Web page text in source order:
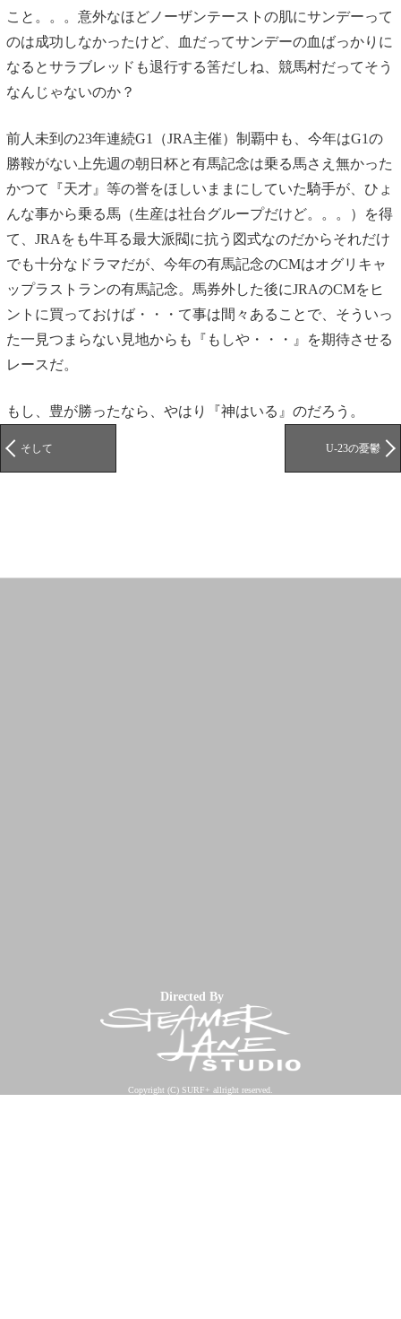
こと。。。意外なほどノーザンテーストの肌にサンデーって
のは成功しなかったけど、血だってサンデーの血ばっかりに
なるとサラブレッドも退行する筈だしね、競馬村だってそう
なんじゃないのか？
前人未到の23年連続G1（JRA主催）制覇中も、今年はG1の
勝鞍がない上先週の朝日杯と有馬記念は乗る馬さえ無かった
かつて『天才』等の誉をほしいままにしていた騎手が、ひょ
んな事から乗る馬（生産は社台グループだけど。。。）を得
て、JRAをも牛耳る最大派閥に抗う図式なのだからそれだけ
でも十分なドラマだが、今年の有馬記念のCMはオグリキャ
ップラストランの有馬記念。馬券外した後にJRAのCMをヒ
ントに買っておけば・・・て事は間々あることで、そういっ
た一見つまらない見地からも『もしや・・・』を期待させる
レースだ。
もし、豊が勝ったなら、やはり『神はいる』のだろう。
そして U-23の憂鬱
Directed By
Copyright (C) SURF+ allright reserved.